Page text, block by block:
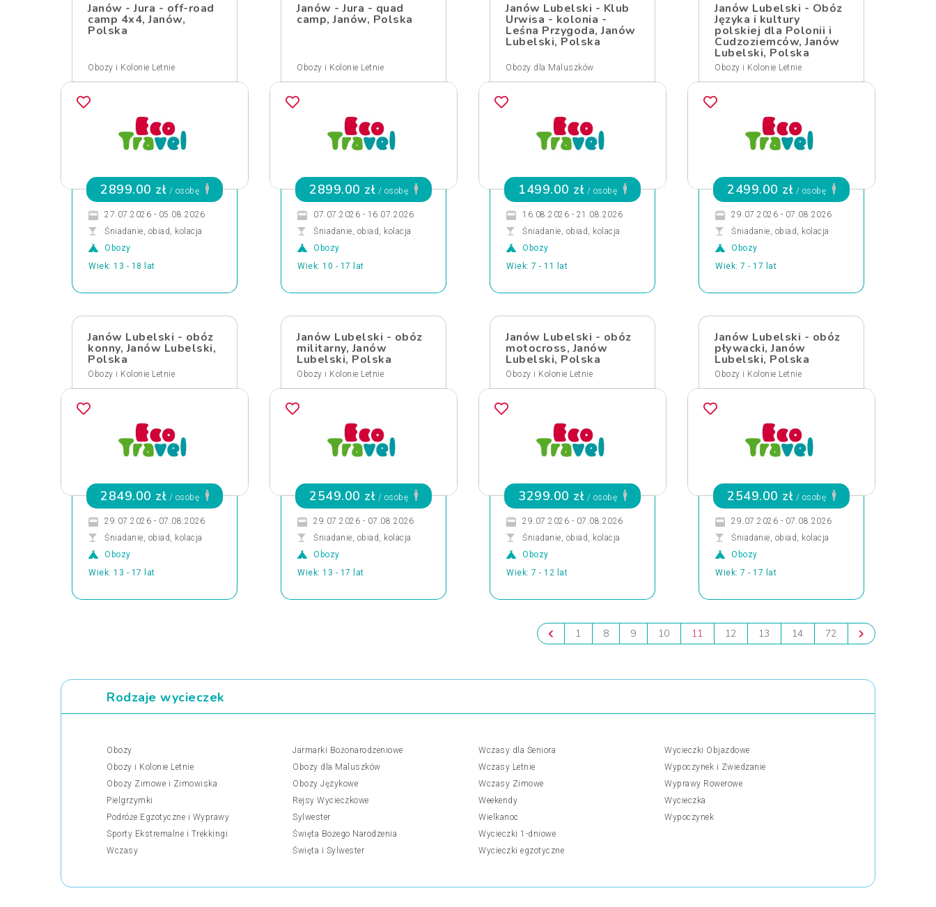
Janów - Jura - off-road
camp 4x4, Janów,
Polska
Obozy i Kolonie Letnie
2899.00 zł / osobę
27.07.2026 - 05.08.2026
Śniadanie, obiad, kolacja
Obozy
Wiek: 13 - 18 lat
Janów - Jura - quad
camp, Janów, Polska
Obozy i Kolonie Letnie
2899.00 zł / osobę
07.07.2026 - 16.07.2026
Śniadanie, obiad, kolacja
Obozy
Wiek: 10 - 17 lat
Janów Lubelski - Klub
Urwisa - kolonia -
Leśna Przygoda, Janów
Lubelski, Polska
Obozy dla Maluszków
1499.00 zł / osobę
16.08.2026 - 21.08.2026
Śniadanie, obiad, kolacja
Obozy
Wiek: 7 - 11 lat
Janów Lubelski - Obóz
Języka i kultury
polskiej dla Polonii i
Cudzoziemców, Janów
Lubelski, Polska
Obozy i Kolonie Letnie
2499.00 zł / osobę
29.07.2026 - 07.08.2026
Śniadanie, obiad, kolacja
Obozy
Wiek: 7 - 17 lat
Janów Lubelski - obóz
konny, Janów Lubelski,
Polska
Obozy i Kolonie Letnie
2849.00 zł / osobę
29.07.2026 - 07.08.2026
Śniadanie, obiad, kolacja
Obozy
Wiek: 13 - 17 lat
Janów Lubelski - obóz
militarny, Janów
Lubelski, Polska
Obozy i Kolonie Letnie
2549.00 zł / osobę
29.07.2026 - 07.08.2026
Śniadanie, obiad, kolacja
Obozy
Wiek: 13 - 17 lat
Janów Lubelski - obóz
motocross, Janów
Lubelski, Polska
Obozy i Kolonie Letnie
3299.00 zł / osobę
29.07.2026 - 07.08.2026
Śniadanie, obiad, kolacja
Obozy
Wiek: 7 - 12 lat
Janów Lubelski - obóz
pływacki, Janów
Lubelski, Polska
Obozy i Kolonie Letnie
2549.00 zł / osobę
29.07.2026 - 07.08.2026
Śniadanie, obiad, kolacja
Obozy
Wiek: 7 - 17 lat
1 8 9 10 11 12 13 14 72
Rodzaje wycieczek
Obozy
Obozy i Kolonie Letnie
Obozy Zimowe i Zimowiska
Pielgrzymki
Podróże Egzotyczne i Wyprawy
Sporty Ekstremalne i Trekkingi
Wczasy
Jarmarki Bożonarodzeniowe
Obozy dla Maluszków
Obozy Językowe
Rejsy Wycieczkowe
Sylwester
Święta Bożego Narodzenia
Święta i Sylwester
Wczasy dla Seniora
Wczasy Letnie
Wczasy Zimowe
Weekendy
Wielkanoc
Wycieczki 1-dniowe
Wycieczki egzotyczne
Wycieczki Objazdowe
Wypoczynek i Zwiedzanie
Wyprawy Rowerowe
Wycieczka
Wypoczynek